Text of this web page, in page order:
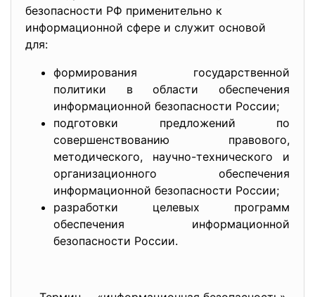
безопасности РФ применительно к
информационной сфере и служит основой
для:
формирования государственной
политики в области обеспечения
информационной безопасности России;
подготовки предложений по
совершенствованию правового,
методического, научно-технического и
организационного обеспечения
информационной безопасности России;
разработки целевых программ
обеспечения информационной
безопасности России.